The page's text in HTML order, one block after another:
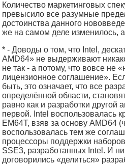
Количество маркетинговых
превысило все разумные
достоинства данного
же на самом деле изменилось, а
* - Доводы о том, что Intel,
AMD64» не выдерживают
не так - а потому, что вовсе не
лицензионное соглашение».
быть, это означает, что все
определённой области,
равно как и разработки другой
первой. Intel воспользовалась
EM64T, взяв за основу AMD64
воспользовалась тем же
процессоры поддержки
SSE3, разработанных Intel. И
договорились «делиться»